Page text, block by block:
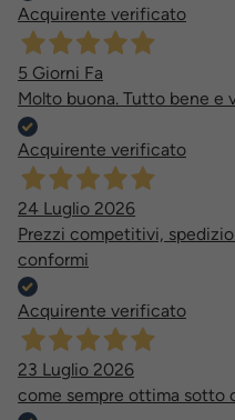
Acquirente verificato
5 Giorni Fa
Molto buona. Tutto bene e
Acquirente verificato
24 Luglio 2026
Prezzi competitivi,
conformi
Acquirente verificato
23 Luglio 2026
come sempre ottima sotto